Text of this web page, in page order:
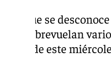
Aunque se
que sobrevuelan
tarde de este